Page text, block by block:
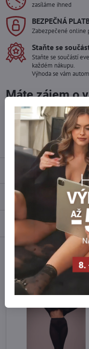
zasíláme ihned
BEZPEČNÁ
Zabezpečené online
Staňte se
Staňte se součástí
každém nákupu.
Výhoda se vám
Máte zájem o
Kontaktujte nás na mail,
Recenze
Diskuse 0
FacebookTwitter
Alternativní